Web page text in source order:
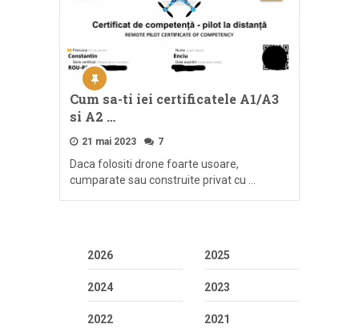
Cum sa-ti iei certificatele A1/A3
si A2 …
21 mai 2023 7
Daca folositi drone foarte usoare,
cumparate sau construite privat cu …
2026 2025
2024 2023
2022 2021